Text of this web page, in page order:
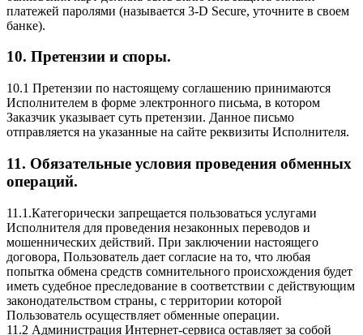
платежей паролями (называется 3‑D Secure, уточните в своем
банке).
10. Претензии и споры.
10.1 Претензии по настоящему соглашению принимаются
Исполнителем в форме электронного письма, в котором
Заказчик указывает суть претензии. Данное письмо
отправляется на указанные на сайте реквизиты Исполнителя.
11. Обязательные условия проведения обменных
операций.
11.1.Категорически запрещается пользоваться услугами
Исполнителя для проведения незаконных переводов и
мошеннических действий. При заключении настоящего
договора, Пользователь дает согласие на то, что любая
попытка обмена средств сомнительного происхождения будет
иметь судебное преследование в соответствии с действующим
законодательством страны, с территории которой
Пользователь осуществляет обменные операции.
11.2 Администрация Интернет-сервиса оставляет за собой